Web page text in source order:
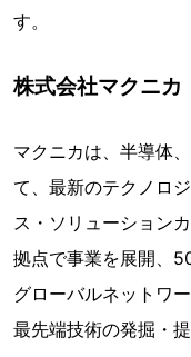
す。
株式会社マクニカ
マクニカは、半導体
て、最新のテクノロ
ス・ソリューション
拠点で事業を展開、
グローバルネットワ
最先端技術の発掘・